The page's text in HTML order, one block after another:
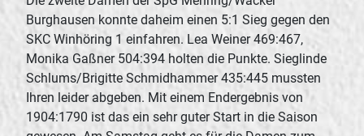
Die zweite Damen der SpG Mehring/Wacker
Burghausen konnte daheim einen 5:1 Sieg gegen den
SKC Winhöring 1 einfahren. Lea Weiner 469:467,
Monika Gaßner 504:394 holten die Punkte. Sieglinde
Schlums/Brigitte Schmidhammer 435:445 mussten
Ihren leider abgeben. Mit einem Endergebnis von
1904:1790 ist das ein sehr guter Start in die Saison